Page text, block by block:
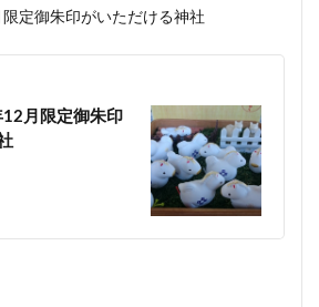
定御朱印がいただける神社
月限定御朱印